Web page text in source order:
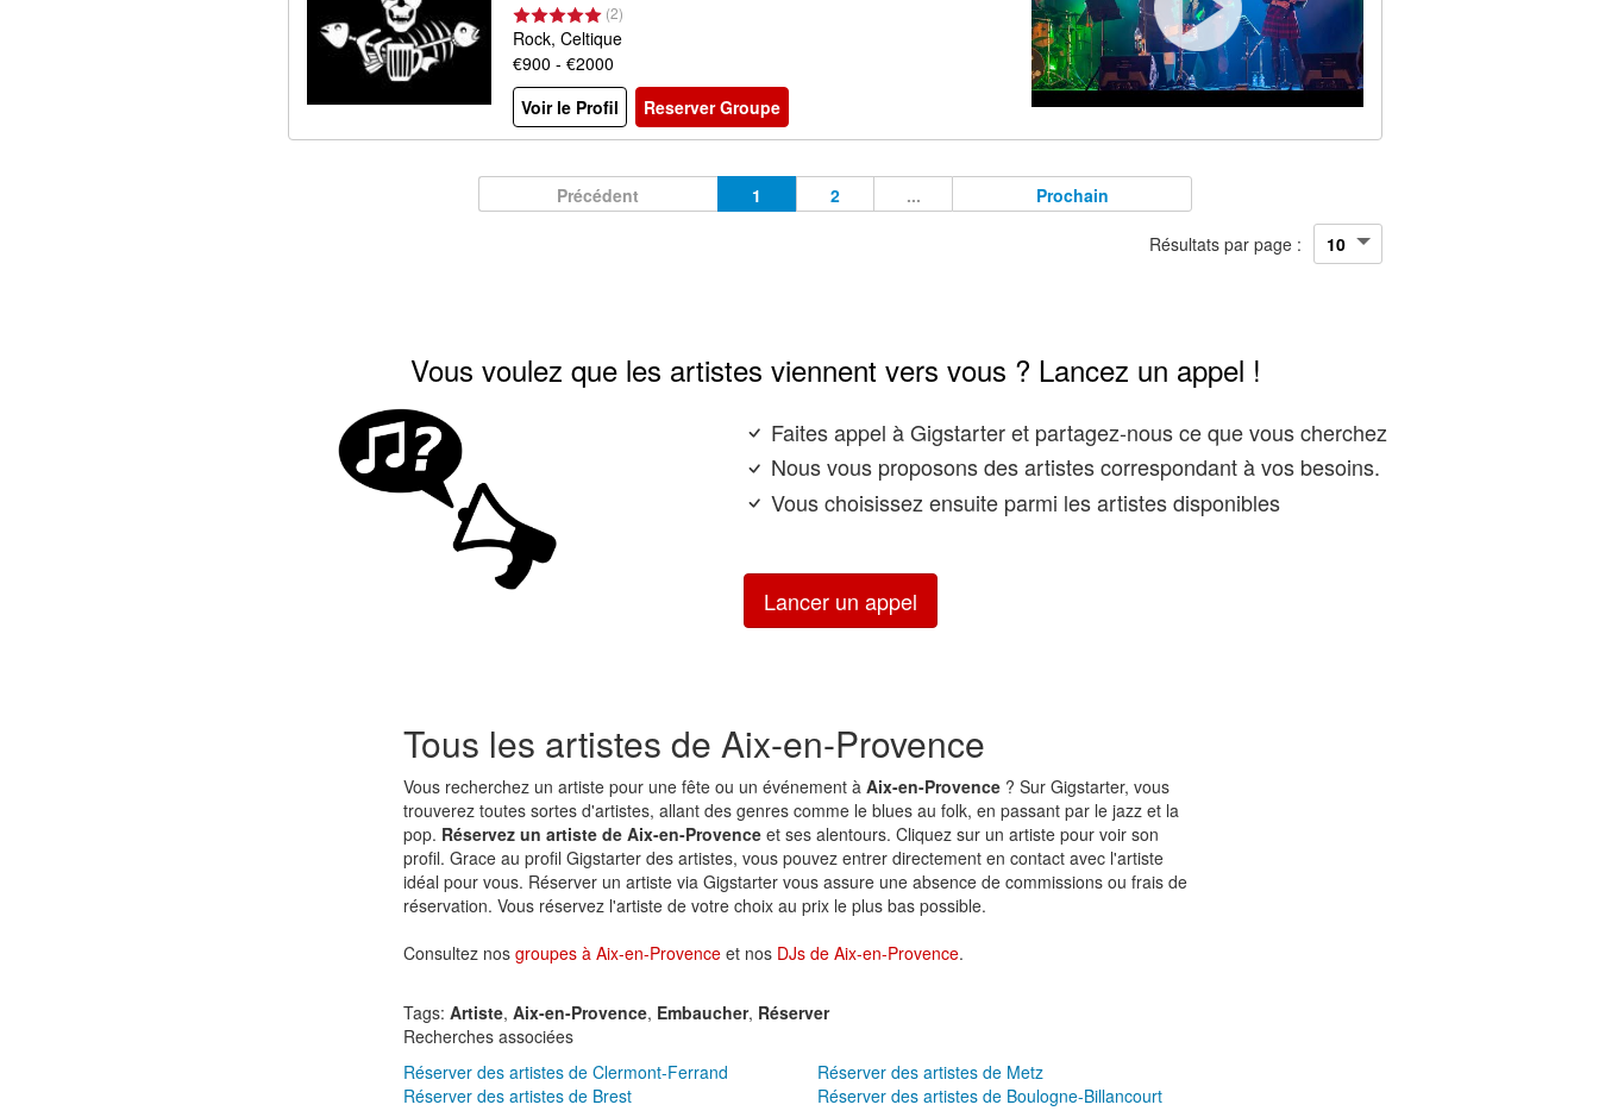
(2)
Rock, Celtique
€900 - €2000
Voir le Profil
Reserver Groupe
Précédent 1 2 ... Prochain
Résultats par page :
Vous voulez que les artistes viennent vers vous ? Lancez un appel !
Faites appel à Gigstarter et partagez-nous ce que vous cherchez
Nous vous proposons des artistes correspondant à vos besoins.
Vous choisissez ensuite parmi les artistes disponibles
Lancer un appel
Tous les artistes de Aix-en-Provence
Vous recherchez un artiste pour une fête ou un événement à Aix-en-Provence ? Sur Gigstarter, vous
trouverez toutes sortes d'artistes, allant des genres comme le blues au folk, en passant par le jazz et la
pop. Réservez un artiste de Aix-en-Provence et ses alentours. Cliquez sur un artiste pour voir son
profil. Grace au profil Gigstarter des artistes, vous pouvez entrer directement en contact avec l'artiste
idéal pour vous. Réserver un artiste via Gigstarter vous assure une absence de commissions ou frais de
réservation. Vous réservez l'artiste de votre choix au prix le plus bas possible.
Consultez nos groupes à Aix-en-Provence et nos DJs de Aix-en-Provence.
Tags: Artiste, Aix-en-Provence, Embaucher, Réserver
Recherches associées
Réserver des artistes de Clermont-Ferrand
Réserver des artistes de Brest
Réserver des artistes de Metz
Réserver des artistes de Boulogne-Billancourt